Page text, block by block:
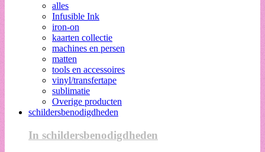
alles
Infusible Ink
iron-on
kaarten collectie
machines en persen
matten
tools en accessoires
vinyl/transfertape
sublimatie
Overige producten
schildersbenodigdheden
In schildersbenodigdheden